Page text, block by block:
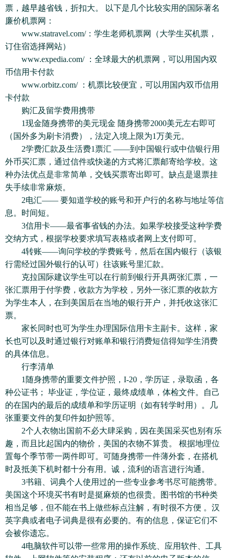
票，越早越省钱，折扣大。 以下是几个比较实用的国际著名
廉价机票网：
www.statravel.com/：学生老师机票网（大学生买机票，
订住宿选择网站）
www.expedia.com/ ：全球最大的机票网，可以用国内双
币信用卡付款
www.orbitz.com/ ：机票比较便宜，可以用国内双币信用
卡付款
购汇及留学费用携带
1现金随身携带的美元现金 随身携带2000美元左右即可
（国外多为刷卡消费），法定入境上限为1万美元。
2学费汇款及生活费1票汇 ——到中国银行或中信银行用
外币买汇票，通过信件或快递的方式将汇票邮寄给学校。这
种办法优点是非常简单，交钱买票寄出即可。缺点是退票挂
失手续非常麻烦。
2电汇—— 要知道学校的账号和开户行的名称与地址等信
息。时间短。
3信用卡——最省事省钱的办法。如果学校接受这种学费
交纳方式，根据学校要求填写表格或者网上支付即可。
4转账——询问学校的学费账号，然后在国内银行（该银
行需经过国外银行的认可）往该账号里汇款。
克拉国际建议学生可以在行前到银行开具两张汇票，一
张汇票用于付学费，收款方为学校，另外一张汇票的收款方
为学生本人，在到美国后在当地的银行开户，并托收这张汇
票。
家长同时也可为学生办理国际信用卡主副卡。这样，家
长也可以及时通过银行对账单和银行消费短信得知学生消费
的具体信息。
行李清单
1随身携带的重要文件护照，I-20，学历证，录取函，各
种公证书； 毕业证，学位证，最终成绩单，体检文件。自己
的在国内的最后的成绩单和学历证明（如有转学时用）。几
张重要文件的复印件如护照等。
2个人衣物出国前不必大肆采购，因在美国采买也别有乐
趣，而且比起国内的物价，美国的衣物不算贵。 根据地理位
置每个季节带一两件即可。可随身携带一件薄外套，在搭机
时及抵美下机时都十分有用。诚，流利的语言进行沟通。
3书籍、词典个人使用过的一些专业参考书尽可能携带。
美国这个环境买书有时是挺麻烦的也很贵。图书馆的书种类
相当足够，但不能在书上做些标点注解，有时很不方便 。汉
英字典或者电子词典是很有必要的。有的信息，保证它们不
会被你遗忘。
4电脑软件可以带一些常用的操作系统、应用软件、工具